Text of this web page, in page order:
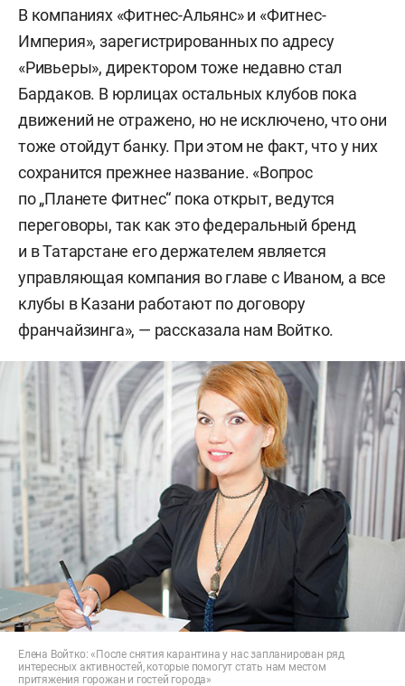
В компаниях «Фитнес-Альянс» и «Фитнес-
Империя», зарегистрированных по адресу
«Ривьеры», директором тоже недавно стал
Бардаков. В юрлицах остальных клубов пока
движений не отражено, но не исключено, что они
тоже отойдут банку. При этом не факт, что у них
сохранится прежнее название. «Вопрос
по „Планете Фитнес“ пока открыт, ведутся
переговоры, так как это федеральный бренд
и в Татарстане его держателем является
управляющая компания во главе с Иваном, а все
клубы в Казани работают по договору
франчайзинга», — рассказала нам Войтко.
Елена Войтко: «После снятия карантина у нас запланирован ряд
интересных активностей, которые помогут стать нам местом
притяжения горожан и гостей города»